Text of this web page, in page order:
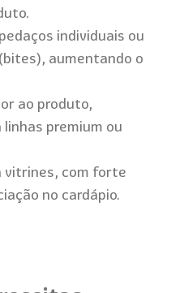
individuais ou
aumentando o
ao produto,
premium ou
vitrines, com forte
no cardápio.